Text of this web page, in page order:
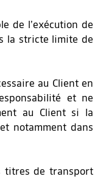
de l’exécution de
la stricte limite de
au Client en
et ne
au Client si la
notamment dans
titres de transport